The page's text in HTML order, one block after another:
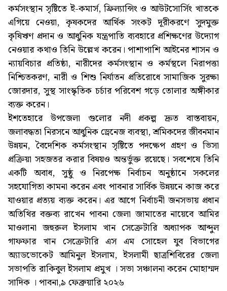
কর্মসংস্থান সৃষ্টিতে ই-কমার্স, ফ্রিল্যান্সিং ও আউটসোর্সিং খাতকে
এগিয়ে নেওয়া, কৃষকদের আর্থিক সংকট দূরীকরণে সুদমুক্ত
কৃষিঋণ প্রদান ও আধুনিক যন্ত্রপাতি ব্যবহারে প্রশিক্ষণের উদ্যোগ
নেওয়ার কথাও তিনি উল্লেখ করেন। পাশাপাশি আইনের শাসন ও
ন্যায়বিচার প্রতিষ্ঠা, নারীদের কর্মসংস্থান ও কর্মস্থলে নিরাপত্তা
নিশ্চিতকরণ, নারী ও শিশু নির্যাতন প্রতিরোধে সামাজিক সুরক্ষা
জোরদার, সুস্থ সাংস্কৃতিক চর্চার পরিবেশ গড়ে তোলার অঙ্গীকার
ব্যক্ত করেন।
ইশতেহারে উপজেলা গুলোর নদী প্রকল্প দ্রুত বাস্তবায়ন,
জলাবদ্ধতা নিরসনে আধুনিক ড্রেনেজ ব্যবস্থা, শ্রমিকদের জীবনমান
উন্নয়ন, বৈদেশিক কর্মসংস্থান সৃষ্টিতে পদক্ষেপ গ্রহণ ও ভিসা
প্রক্রিয়া সহজতর করার বিষয়ও অন্তর্ভুক্ত রয়েছে। সবশেষে তিনি
একটি অবাধ, সুষ্ঠু ও নিরপেক্ষ নির্বাচন অনুষ্ঠানে সকলের
সহযোগিতা কামনা করেন এবং পাবনার সার্বিক উন্নয়নে কাজ করে
যাওয়ার প্রত্যয় ব্যক্ত করেন। এর আগে নির্বাচনী জনসভায় প্রধান
অতিথির বক্তব্য রাখেন পাবনা জেলা জামাতের নায়েবে আমির
মাওলানা জহুরুল ইসলাম খান সেক্রেটারি অধ্যাপক আব্দুল
গাফফার খান সেক্রেটারি এস এম সোহেল যুব বিভাগের
অ্যাডভোকেট আমিনুল ইসলাম, ইসলামী ছাত্রশিবিরের জেলা
সভাপতি রাকিবুল ইসলাম প্রমুখ । সভা সঞ্চালনা করেন মোহাম্মদ
সাদিক । পাবনা,৯ ফেব্রুয়ারি ২০২৬